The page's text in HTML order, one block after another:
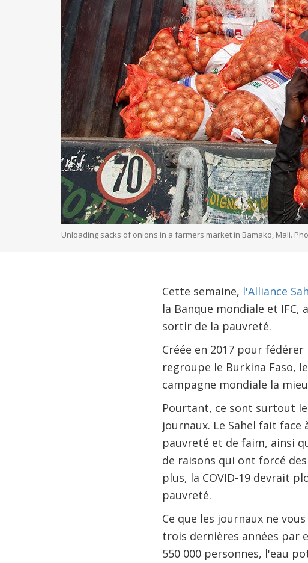
Unloading sacks of onions in a farmers market in Bamako, Mali.
Cette semaine, l'Alliance
la Banque mondiale et
sortir de la pauvreté.
Créée en 2017 pour
regroupe le Burkina Faso,
campagne mondiale la
Pourtant, ce sont surtout
journaux. Le Sahel fait
pauvreté et de faim, ainsi
de raisons qui ont forcé
plus, la COVID-19 devrait
pauvreté.
Ce que les journaux ne
trois dernières années par
550 000 personnes, l'eau